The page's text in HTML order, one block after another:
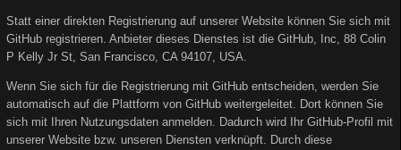
Statt einer direkten Registrierung auf unserer Website können Sie sich mit
GitHub registrieren. Anbieter dieses Dienstes ist die GitHub, Inc, 88 Colin
P Kelly Jr St, San Francisco, CA 94107, USA.
Wenn Sie sich für die Registrierung mit GitHub entscheiden, werden Sie
automatisch auf die Plattform von GitHub weitergeleitet. Dort können Sie
sich mit Ihren Nutzungsdaten anmelden. Dadurch wird Ihr GitHub-Profil mit
unserer Website bzw. unseren Diensten verknüpft. Durch diese